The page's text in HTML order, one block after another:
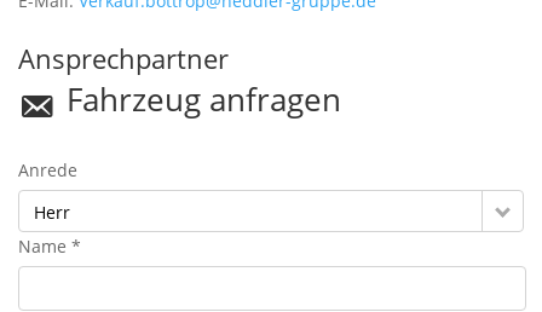
Ansprechpartner
Fahrzeug anfragen
Anrede
Herr
Name *